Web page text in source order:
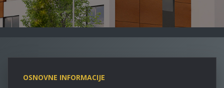
OSNOVNE INFORMACIJE